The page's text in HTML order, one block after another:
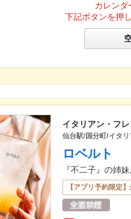
カレンダ
下記ボタンを押
イタリアン・フ
仙台駅/国分町/イタ
ロベルト
『不二子』の姉
【アプリ予約限定